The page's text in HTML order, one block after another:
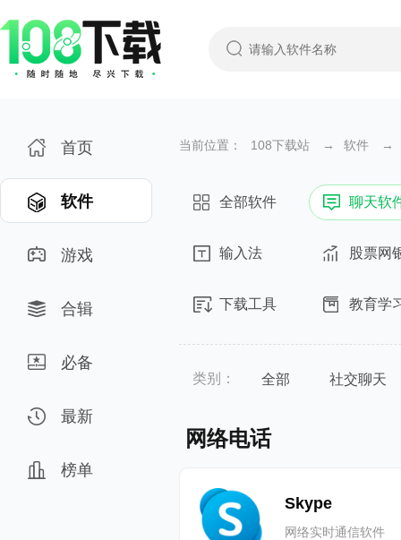
首页
软件
游戏
合辑
必备
最新
榜单
当前位置： 108下载站 → 软件 →
全部软件 聊天软
输入法 股票网
下载工具 教育学
类别： 全部 社交聊天
网络电话
Skype
网络实时通信软件